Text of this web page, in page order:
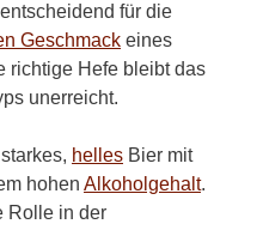
für die
Geschmack eines
richtige Hefe bleibt das
unerreicht.
helles Bier mit
hohen Alkoholgehalt.
Rolle in der